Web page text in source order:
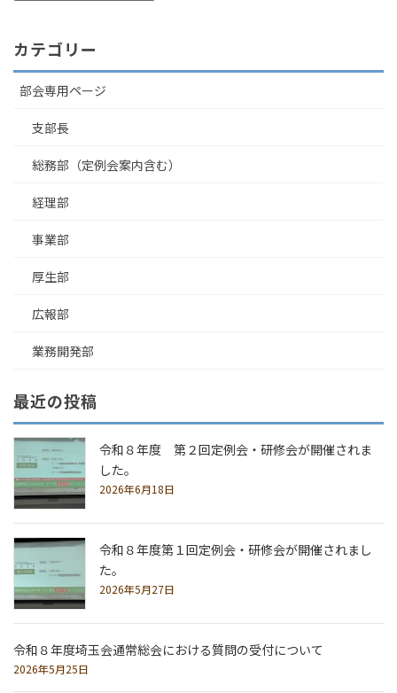
カテゴリー
部会専用ページ
支部長
総務部（定例会案内含む）
経理部
事業部
厚生部
広報部
業務開発部
最近の投稿
令和８年度 第２回定例会・研修会が開催されま
した。
2026年6月18日
令和８年度第１回定例会・研修会が開催されまし
た。
2026年5月27日
令和８年度埼玉会通常総会における質問の受付について
2026年5月25日